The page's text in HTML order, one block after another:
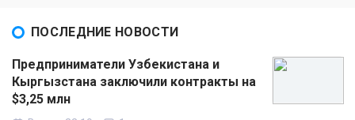
ПОСЛЕДНИЕ НОВОСТИ
Предприниматели Узбекистана и
Кыргызстана заключили контракты на
$3,25 млн